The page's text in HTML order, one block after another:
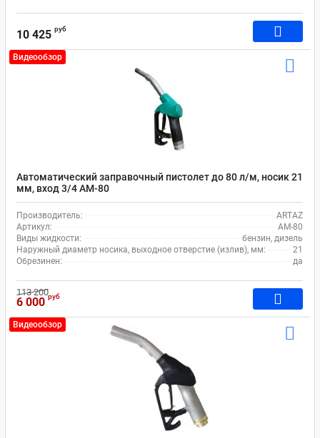
10 425 руб
Видеообзор
Автоматический заправочный пистолет до 80 л/м, носик 21
мм, вход 3/4 AM-80
Производитель:
ARTAZ
Артикул:
AM-80
Виды жидкости:
бензин, дизель
Наружный диаметр носика, выходное отверстие (излив), мм:
21
Обрезинен:
да
113 200
6 000 руб
Видеообзор